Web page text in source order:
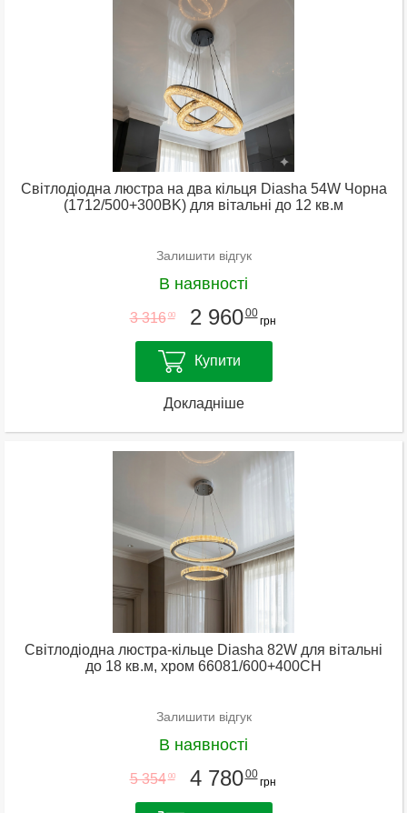
Світлодіодна люстра на два кільця Diasha 54W Чорна
(1712/500+300BK) для вітальні до 12 кв.м
Залишити відгук
В наявності
3 316 00 2 96000
грн
Купити
Докладніше
Світлодіодна люстра-кільце Diasha 82W для вітальні
до 18 кв.м, хром 66081/600+400CH
Залишити відгук
В наявності
5 354 00 4 78000
грн